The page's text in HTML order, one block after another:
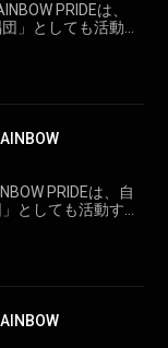
PRIDEは、
」としても活動
PRIDEは、自
としても活動す